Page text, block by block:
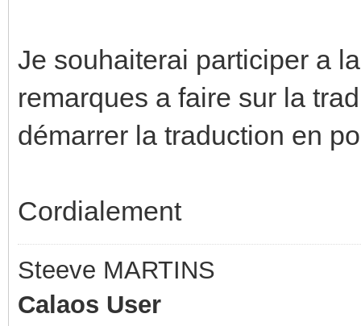
Je souhaiterai participer a
remarques a faire sur la
démarrer la traduction en
Cordialement
Steeve MARTINS
Calaos User